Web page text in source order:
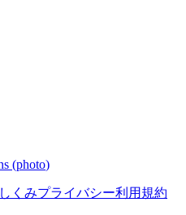
(photo)
しくみプライバシー利用規約